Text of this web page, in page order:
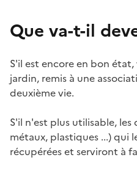
Que va-t-il
S'il est encore en bon
jardin, remis à une
deuxième vie.
S'il n'est plus utilisable,
métaux, plastiques ...) qui
récupérées et serviront à